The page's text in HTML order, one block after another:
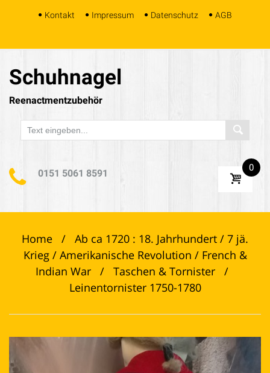
Skip
Kontakt Impressum Datenschutz AGB
Schuhnagel
Reenactmentzubehör
0151 5061 8591 0
Home /
Ab ca 1720 : 18. Jahrhundert / 7 jä.
Krieg / Amerikanische Revolution / French &
Indian War
/ Taschen & Tornister
/
Leinentornister 1750-1780